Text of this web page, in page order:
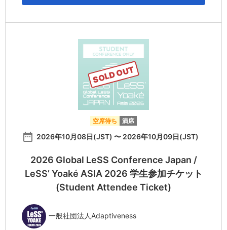
SOLD OUT
空席待ち 満席
date_range 2026年10月08日(JST) 〜 2026年10月09日(JST)
2026 Global LeSS Conference Japan /
LeSS’ Yoaké ASIA 2026 学生参加チケット
(Student Attendee Ticket)
一般社団法人Adaptiveness